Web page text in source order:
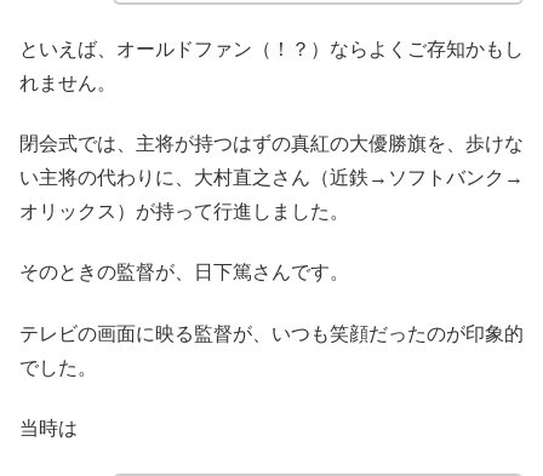
といえば、オールドファン（！？）ならよくご存知かもし
れません。
閉会式では、主将が持つはずの真紅の大優勝旗を、歩けな
い主将の代わりに、大村直之さん（近鉄→ソフトバンク→
オリックス）が持って行進しました。
そのときの監督が、日下篤さんです。
テレビの画面に映る監督が、いつも笑顔だったのが印象的
でした。
当時は